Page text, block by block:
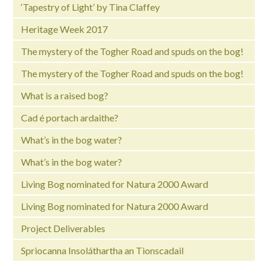
‘Tapestry of Light’ by Tina Claffey
Heritage Week 2017
The mystery of the Togher Road and spuds on the bog!
The mystery of the Togher Road and spuds on the bog!
What is a raised bog?
Cad é portach ardaithe?
What’s in the bog water?
What’s in the bog water?
Living Bog nominated for Natura 2000 Award
Living Bog nominated for Natura 2000 Award
Project Deliverables
Spriocanna Insoláthartha an Tionscadail